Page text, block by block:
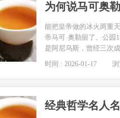
为何说马可奥
能把皇帝做的冰火两重
帝马可·奥勒留了。公园
是阿尼乌斯，曾经三次
时间 : 2026-01-17 浏
经典哲学名人